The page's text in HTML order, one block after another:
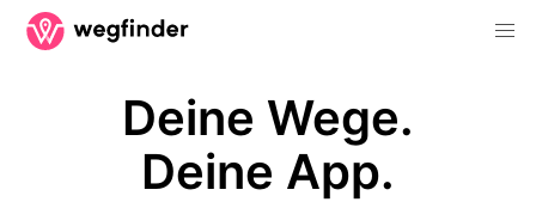
Deine Wege.
Deine App.